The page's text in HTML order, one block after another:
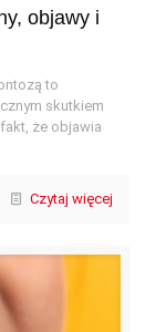
objawy i
to
skutkiem
że objawia
Czytaj więcej